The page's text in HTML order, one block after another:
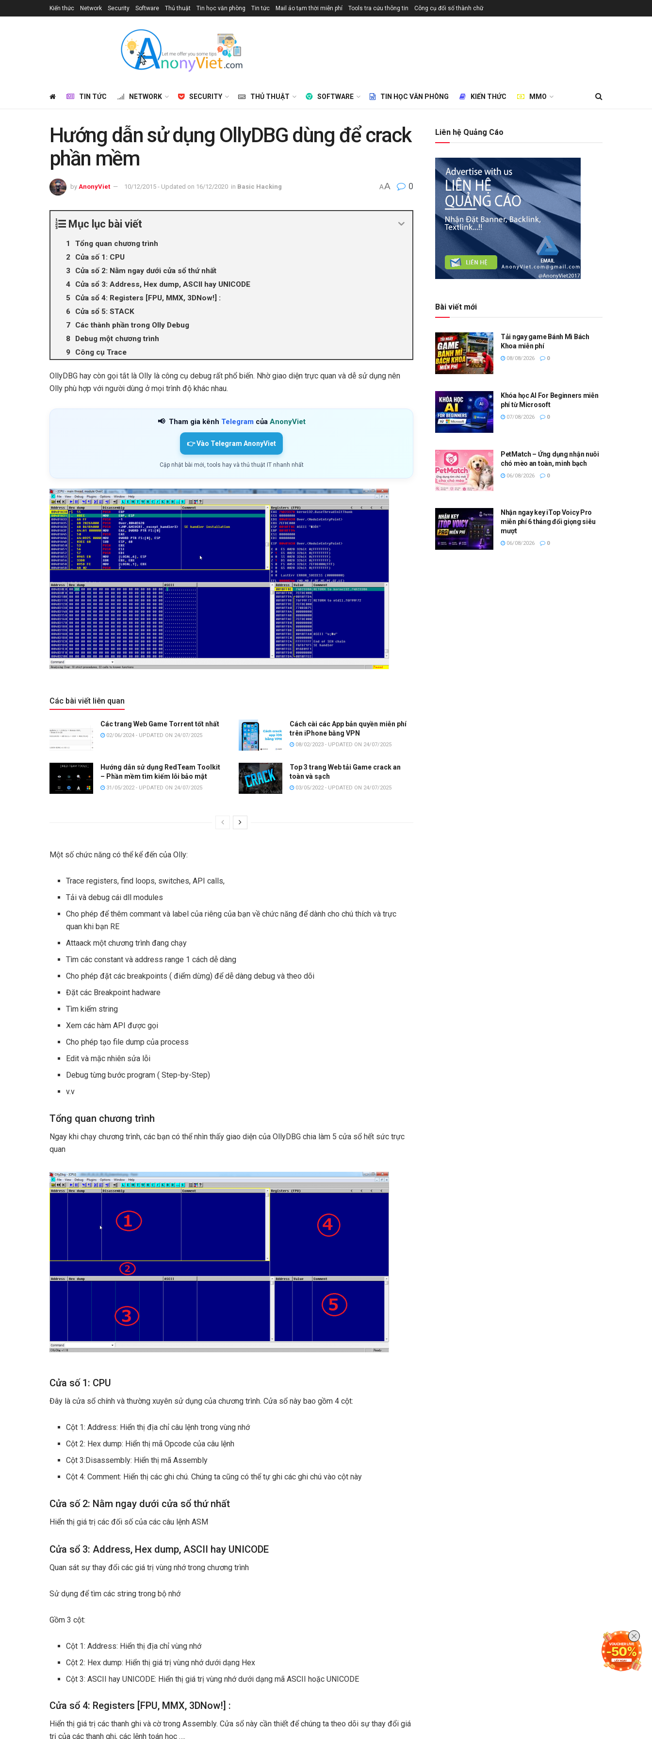
Kiến thức Network Security Software Thủ thuật Tin học văn phòng Tin tức Mail ảo tạm thời miễn phí Tools tra cứu thông tin Công cụ đổi số thành chữ
TIN TỨC NETWORK SECURITY THỦ THUẬT SOFTWARE TIN HỌC VĂN PHÒNG KIẾN THỨC MMO
Hướng dẫn sử dụng OllyDBG dùng để crack
phần mềm
by AnonyViet 10/12/2015 - Updated on 16/12/2020 in Basic Hacking AA 0
Mục lục bài viết
Tổng quan chương trình
Cửa số 1: CPU
Cửa số 2: Nằm ngay dưới cửa sổ thứ nhất
Cửa sổ 3: Address, Hex dump, ASCII hay UNICODE
Cửa sổ 4: Registers [FPU, MMX, 3DNow!] :
Cửa sổ 5: STACK
Các thành phần trong Olly Debug
Debug một chương trình
Công cụ Trace
OllyDBG hay còn gọi tắt là Olly là công cụ debug rất phổ biến. Nhờ giao diện trực quan và dễ sử dụng nên
Olly phù hợp với người dùng ở mọi trình độ khác nhau.
📢 Tham gia kênh Telegram của AnonyViet
👉 Vào Telegram AnonyViet
Cập nhật bài mới, tools hay và thủ thuật IT nhanh nhất
Các bài viết liên quan
Các trang Web Game Torrent tốt nhất
02/06/2024 - UPDATED ON 24/07/2025
Cách cài các App bản quyền miễn phí
trên iPhone bằng VPN
08/02/2023 - UPDATED ON 24/07/2025
Hướng dẫn sử dụng RedTeam Toolkit
– Phần mềm tìm kiếm lỗi bảo mật
31/05/2022 - UPDATED ON 24/07/2025
Top 3 trang Web tải Game crack an
toàn và sạch
03/05/2022 - UPDATED ON 24/07/2025
Một số chức năng có thể kể đến của Olly:
Trace registers, find loops, switches, API calls,
Tải và debug cái dll modules
Cho phép để thêm commant và label của riêng của bạn về chức năng để dành cho chú thích và trực
quan khi bạn RE
Attaack một chương trình đang chạy
Tìm các constant và address range 1 cách dễ dàng
Cho phép đặt các breakpoints ( điểm dừng) để dễ dàng debug và theo dõi
Đặt các Breakpoint hadware
Tìm kiếm string
Xem các hàm API được gọi
Cho phép tạo file dump của process
Edit và mặc nhiên sửa lỗi
Debug từng bước program ( Step-by-Step)
v.v
Tổng quan chương trình
Ngay khi chạy chương trình, các bạn có thể nhìn thấy giao diện của OllyDBG chia làm 5 cửa sổ hết sức trực
quan
Cửa số 1: CPU
Đây là cửa sổ chính và thường xuyên sử dụng của chương trình. Cửa sổ này bao gồm 4 cột:
Cột 1: Address: Hiển thị địa chỉ câu lệnh trong vùng nhớ
Cột 2: Hex dump: Hiển thị mã Opcode của câu lệnh
Cột 3:Disassembly: Hiển thị mã Assembly
Cột 4: Comment: Hiển thị các ghi chú. Chúng ta cũng có thể tự ghi các ghi chú vào cột này
Cửa số 2: Nằm ngay dưới cửa sổ thứ nhất
Hiển thị giá trị các đối số của các câu lệnh ASM
Cửa sổ 3: Address, Hex dump, ASCII hay UNICODE
Quan sát sự thay đổi các giá trị vùng nhớ trong chương trình
Sử dụng để tìm các string trong bộ nhớ
Gồm 3 cột:
Cột 1: Address: Hiển thị địa chỉ vùng nhớ
Cột 2: Hex dump: Hiển thị giá trị vùng nhớ dưới dạng Hex
Cột 3: ASCII hay UNICODE: Hiển thị giá trị vùng nhớ dưới dạng mã ASCII hoặc UNICODE
Cửa sổ 4: Registers [FPU, MMX, 3DNow!] :
Hiển thị giá trị các thanh ghi và cờ trong Assembly. Cửa sổ này cần thiết để chúng ta theo dõi sự thay đổi giá
trị của các thanh ghi, các lệnh toán học ….
Liên hệ Quảng Cáo
Bài viết mới
Tải ngay game Bánh Mì Bách
Khoa miễn phí
08/08/2026 0
Khóa học AI For Beginners miễn
phí từ Microsoft
07/08/2026 0
PetMatch – Ứng dụng nhận nuôi
chó mèo an toàn, minh bạch
06/08/2026 0
Nhận ngay key iTop Voicy Pro
miễn phí 6 tháng đổi giọng siêu
mượt
06/08/2026 0